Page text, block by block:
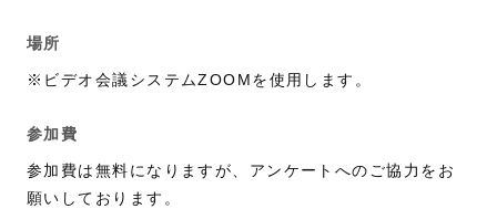
場所
※ビデオ会議システムZOOMを使用します。
参加費
参加費は無料になりますが、アンケートへのご協力をお
願いしております。